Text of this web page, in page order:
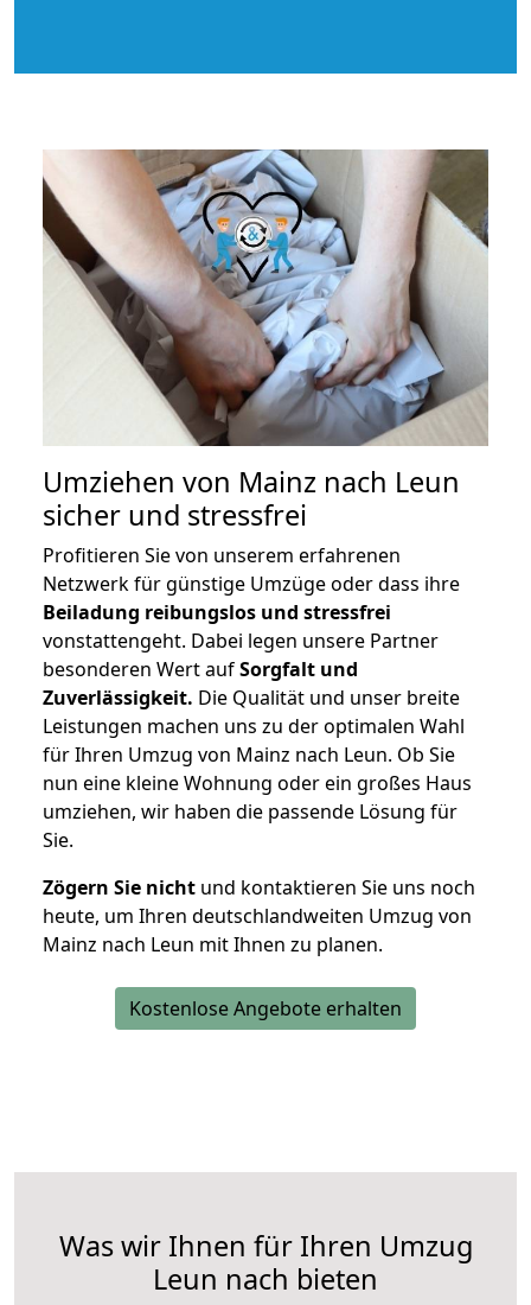
Umziehen von Mainz nach Leun
sicher und stressfrei
Profitieren Sie von unserem erfahrenen
Netzwerk für günstige Umzüge oder dass ihre
Beiladung reibungslos und stressfrei
vonstattengeht. Dabei legen unsere Partner
besonderen Wert aufSorgfalt und
Zuverlässigkeit. Die Qualität und unser breite
Leistungen machen uns zu der optimalen Wahl
für Ihren Umzug von Mainz nach Leun. Ob Sie
nun eine kleine Wohnung oder ein großes Haus
umziehen, wir haben die passende Lösung für
Sie.
Zögern Sie nicht und kontaktieren Sie uns noch
heute, um Ihren deutschlandweiten Umzug von
Mainz nach Leun mit Ihnen zu planen.
Kostenlose Angebote erhalten
Was wir Ihnen für Ihren Umzug
Leun nach bieten